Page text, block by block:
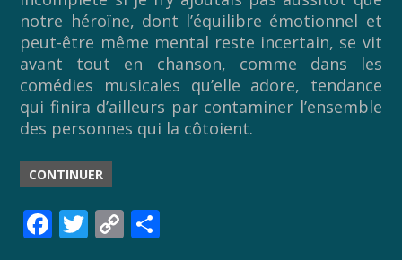
notre héroïne, dont l’équilibre émotionnel et
peut-être même mental reste incertain, se vit
avant tout en chanson, comme dans les
comédies musicales qu’elle adore, tendance
qui finira d’ailleurs par contaminer l’ensemble
des personnes qui la côtoient.
CONTINUER
F T C